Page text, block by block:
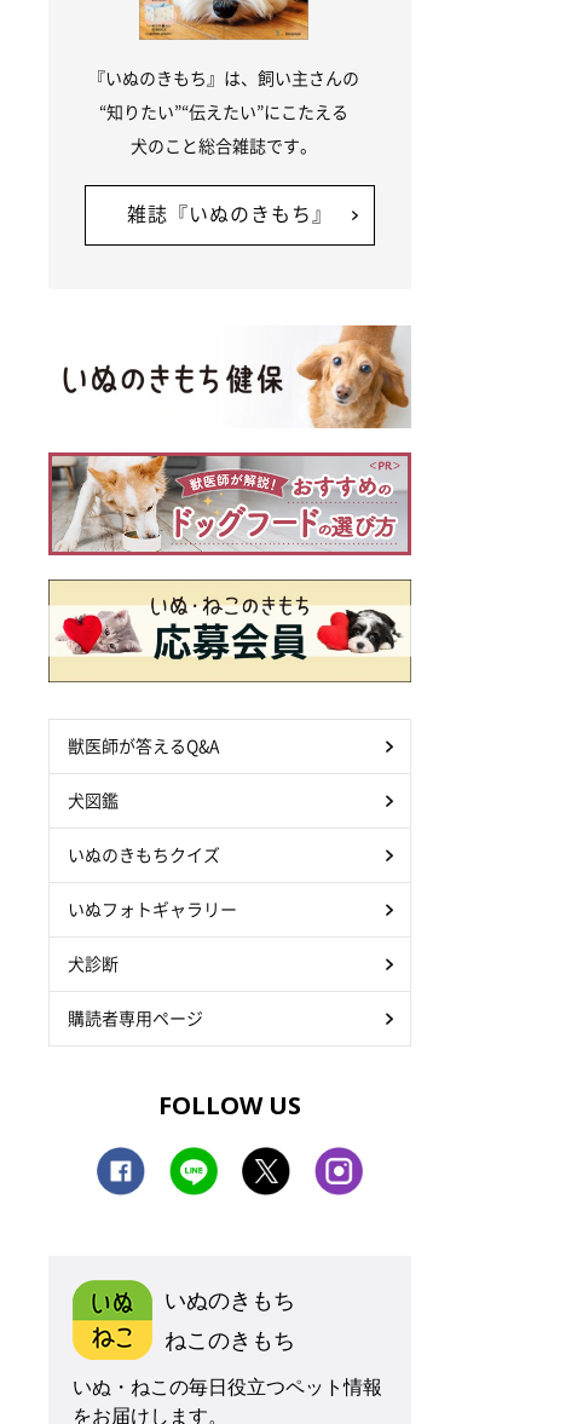
『いぬのきもち』は、飼い主さんの
“知りたい”“伝えたい”にこたえる
犬のこと総合雑誌です。
雑誌『いぬのきもち』
獣医師が答えるQ&A
犬図鑑
いぬのきもちクイズ
いぬフォトギャラリー
犬診断
購読者専用ページ
FOLLOW US
いぬのきもち
ねこのきもち
いぬ・ねこの毎日役立つペット情報
をお届けします。